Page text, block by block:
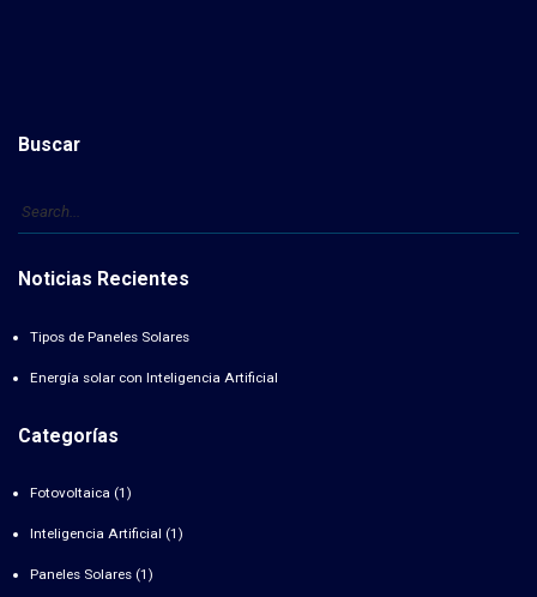
Buscar
Noticias Recientes
Tipos de Paneles Solares
Energía solar con Inteligencia Artificial
Categorías
Fotovoltaica (1)
Inteligencia Artificial (1)
Paneles Solares (1)